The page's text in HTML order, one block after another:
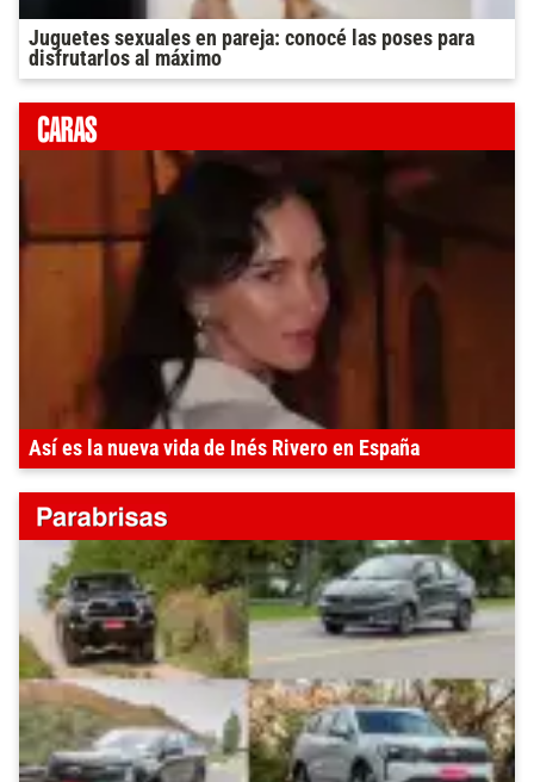
Juguetes sexuales en pareja: conocé las poses para
disfrutarlos al máximo
Así es la nueva vida de Inés Rivero en España